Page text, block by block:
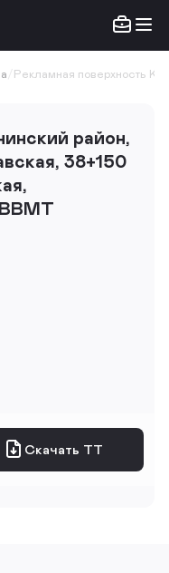
Рекламная поверхность
район,
38+150
Скачать ТТ